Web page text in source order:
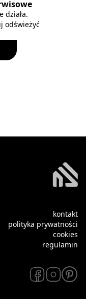
działa.
odświeżyć
kontakt
polityka prywatności
cookies
regulamin